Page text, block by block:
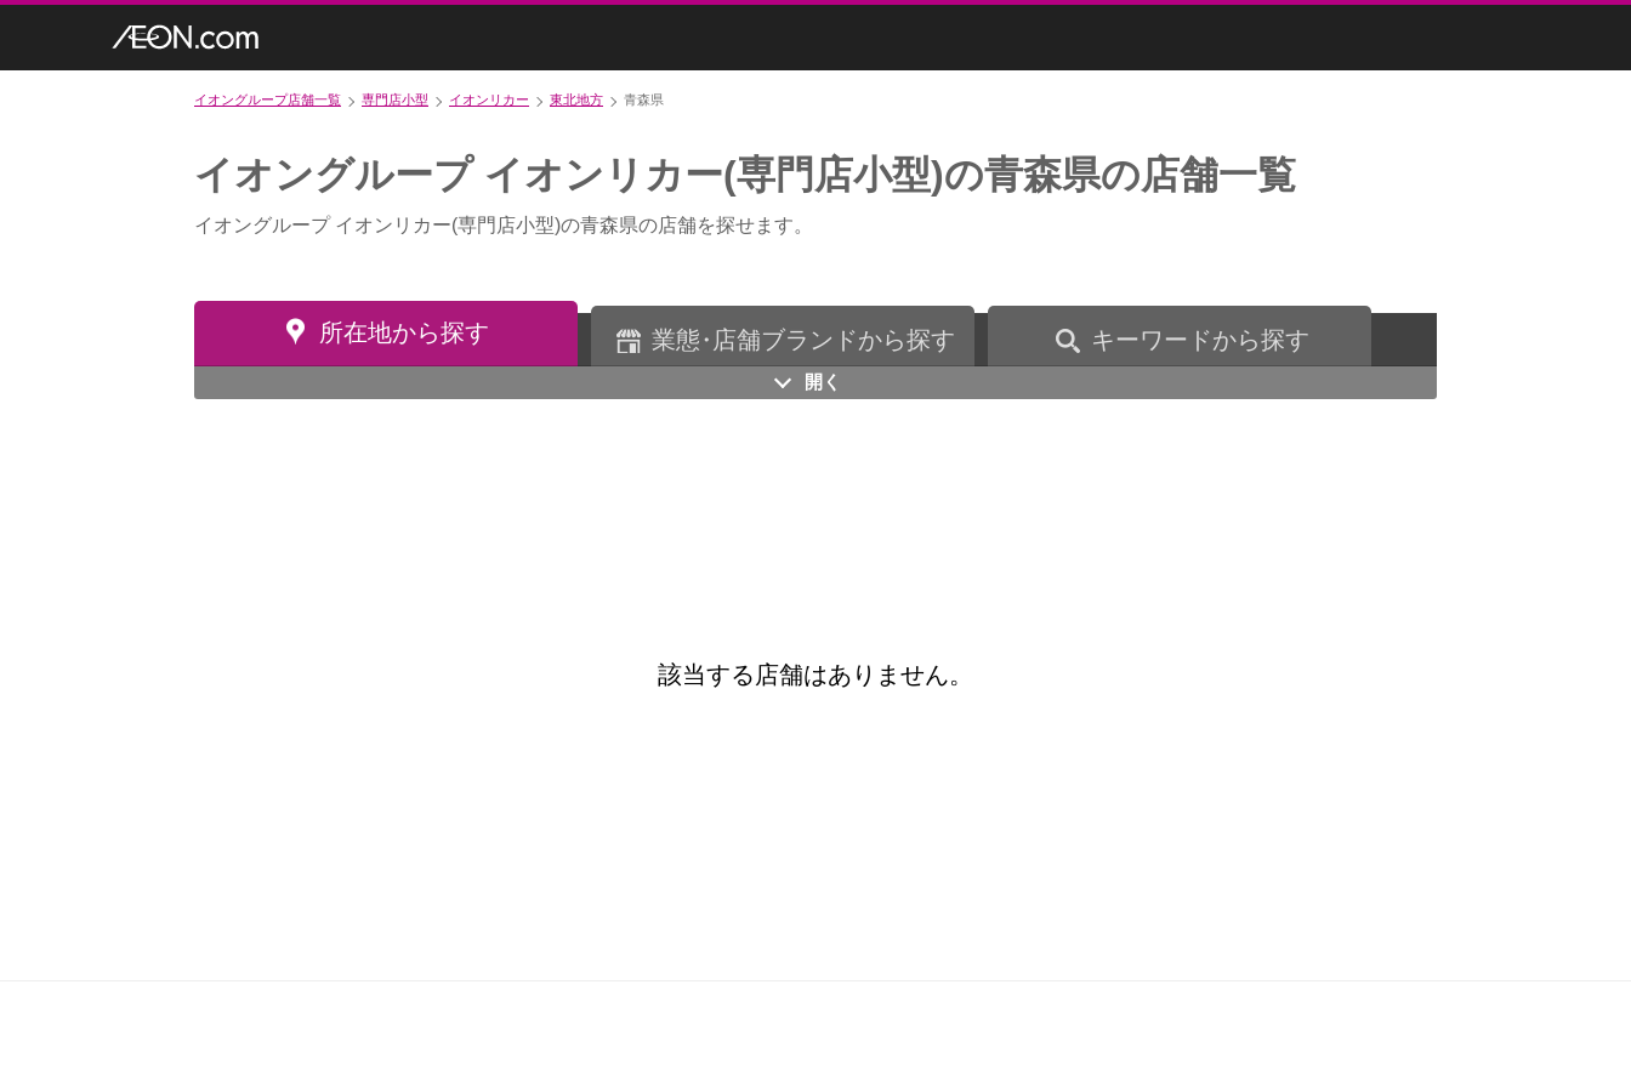
イオングループ店舗一覧 専門店小型 イオンリカー 東北地方 青森県
イオングループ イオンリカー(専門店小型)の青森県の店舗一覧
イオングループ イオンリカー(専門店小型)の青森県の店舗を探せます。
所在地から探す 業態・ 店舗ブランドから探す キーワードから探す
開く
該当する店舗はありません。